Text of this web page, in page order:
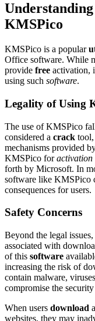
KMSPico
KMSPico is a popular
Office software. While
provide free activation,
using such software.
Legality of Using
The use of KMSPico
considered a crack
mechanisms provided
KMSPico foractivation
forth by Microsoft. In
software like KMSPico
consequences for users.
Safety Concerns
Beyond the legal
associated with
of this software
increasing the risk of
contain malware,
compromise the
When users download
websites, they may